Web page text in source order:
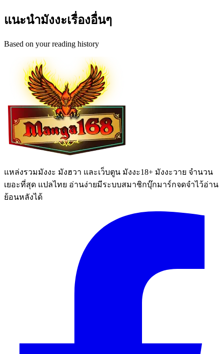
แนะนำมังงะเรื่องอื่นๆ
Based on your reading history
แหล่งรวมมังงะ มังฮวา และเว็บตูน มังงะ18+ มังงะวาย จำนวน
เยอะที่สุด แปลไทย อ่านง่ายมีระบบสมาชิกบุ๊กมาร์กจดจำไว้อ่าน
ย้อนหลังได้